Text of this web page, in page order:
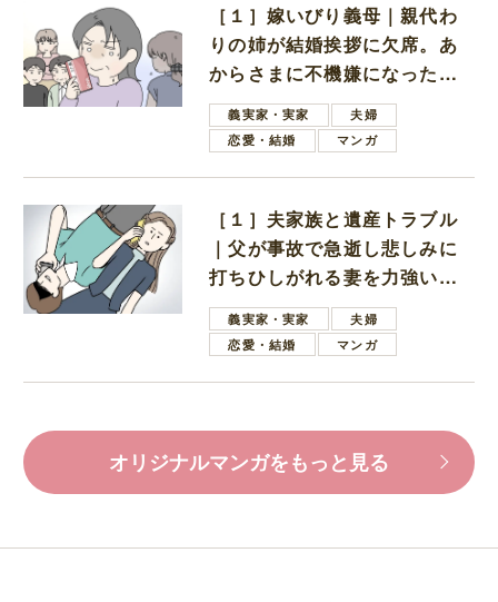
［１］嫁いびり義母｜親代わ
りの姉が結婚挨拶に欠席。あ
からさまに不機嫌になった義
母義実家・実家
夫婦
恋愛・結婚
マンガ
［１］夫家族と遺産トラブル
｜父が事故で急逝し悲しみに
打ちひしがれる妻を力強い言
葉で励ます夫
義実家・実家
夫婦
恋愛・結婚
マンガ
オリジナルマンガをもっと見る